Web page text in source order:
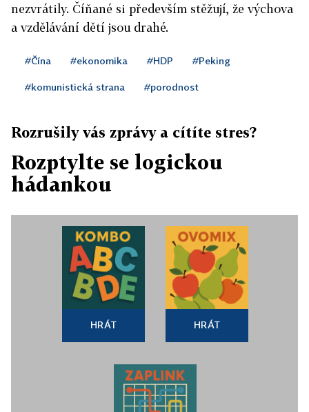
nezvrátily. Číňané si především stěžují, že výchova
a vzdělávání dětí jsou drahé.
#Čína #ekonomika #HDP #Peking
#komunistická strana #porodnost
Rozrušily vás zprávy a cítíte stres?
Rozptylte se logickou
hádankou
HRÁT HRÁT